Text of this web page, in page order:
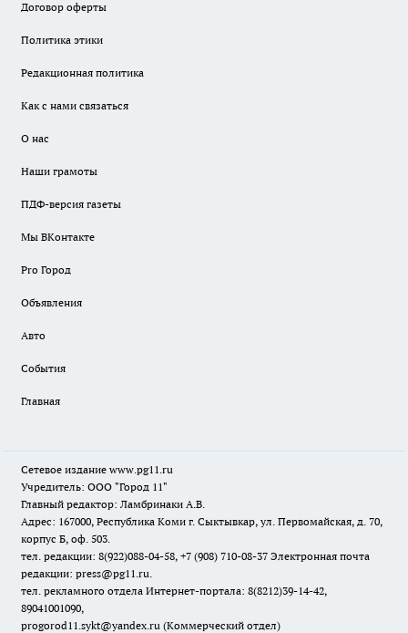
Договор оферты
Политика этики
Редакционная политика
Как с нами связаться
О нас
Наши грамоты
ПДФ-версия газеты
Мы ВКонтакте
Pro Город
Объявления
Авто
События
Главная
Сетевое издание www.pg11.ru
Учредитель: ООО "Город 11"
Главный редактор: Ламбринаки А.В.
Адрес: 167000, Республика Коми г. Сыктывкар, ул. Первомайская, д. 70,
корпус Б, оф. 503.
тел. редакции: 8(922)088-04-58, +7 (908) 710-08-37 Электронная почта
редакции: press@pg11.ru.
тел. рекламного отдела Интернет-портала: 8(8212)39-14-42,
89041001090,
progorod11.sykt@yandex.ru (Коммерческий отдел)